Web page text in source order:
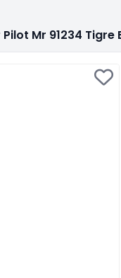
Pilot Mr 91234 Tigre